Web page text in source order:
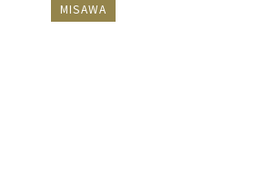
MISAWA